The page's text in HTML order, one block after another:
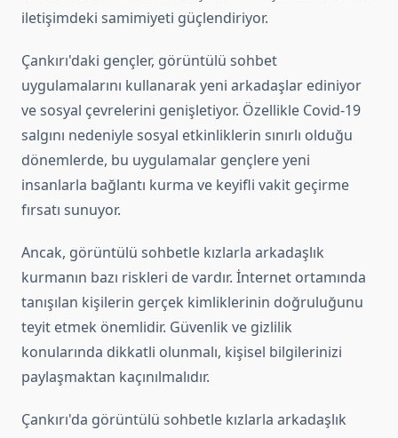
iletişimdeki samimiyeti güçlendiriyor.
Çankırı'daki gençler, görüntülü sohbet
uygulamalarını kullanarak yeni arkadaşlar ediniyor
ve sosyal çevrelerini genişletiyor. Özellikle Covid-19
salgını nedeniyle sosyal etkinliklerin sınırlı olduğu
dönemlerde, bu uygulamalar gençlere yeni
insanlarla bağlantı kurma ve keyifli vakit geçirme
fırsatı sunuyor.
Ancak, görüntülü sohbetle kızlarla arkadaşlık
kurmanın bazı riskleri de vardır. İnternet ortamında
tanışılan kişilerin gerçek kimliklerinin doğruluğunu
teyit etmek önemlidir. Güvenlik ve gizlilik
konularında dikkatli olunmalı, kişisel bilgilerinizi
paylaşmaktan kaçınılmalıdır.
Çankırı'da görüntülü sohbetle kızlarla arkadaşlık